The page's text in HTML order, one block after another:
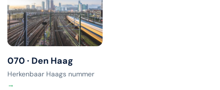
070 · Den Haag
Herkenbaar Haags nummer
→